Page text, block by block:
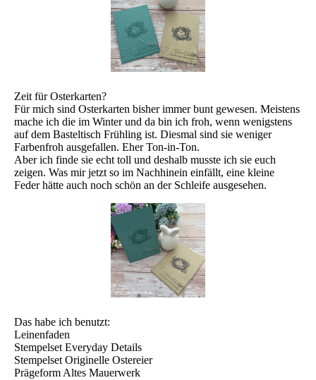
Zeit für Osterkarten?
Für mich sind Osterkarten bisher immer bunt gewesen. Meistens
mache ich die im Winter und da bin ich froh, wenn wenigstens
auf dem Basteltisch Frühling ist. Diesmal sind sie weniger
Farbenfroh ausgefallen. Eher Ton-in-Ton.
Aber ich finde sie echt toll und deshalb musste ich sie euch
zeigen. Was mir jetzt so im Nachhinein einfällt, eine kleine
Feder hätte auch noch schön an der Schleife ausgesehen.
Das habe ich benutzt:
Leinenfaden
Stempelset Everyday Details
Stempelset Originelle Ostereier
Prägeform Altes Mauerwerk